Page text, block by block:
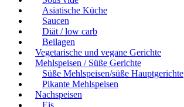
Asiatische Küche
Saucen
Diät / low carb
Beilagen
Vegetarische und vegane Gerichte
Mehlspeisen / Süße Gerichte
Süße Mehlspeisen/süße Hauptgerichte
Pikante Mehlspeisen
Nachspeisen
Eis